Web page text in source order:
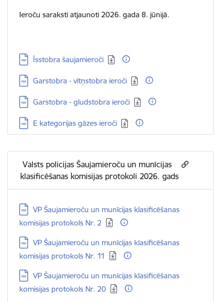
Ieroču saraksti atjaunoti 2026. gada 8. jūnijā.
Lejupielādēt:
Īsstobra šaujamieroči
Lejupielādēt:
Garstobra - vītņstobra ieroči
Lejupielādēt:
Garstobra - gludstobra ieroči
Lejupielādēt:
E kategorijas gāzes ieroči
​ Valsts policijas Šaujamieroču un munīcijas
klasificēšanas komisijas protokoli 2026. gads
Lejupielādēt:
VP Šaujamieroču un munīcijas klasificēšanas
komisijas protokols Nr. 2
Lejupielādēt:
VP Šaujamieroču un munīcijas klasificēšanas
komisijas protokols Nr. 11
Lejupielādēt:
VP Šaujamieroču un munīcijas klasificēšanas
komisijas protokols Nr. 20